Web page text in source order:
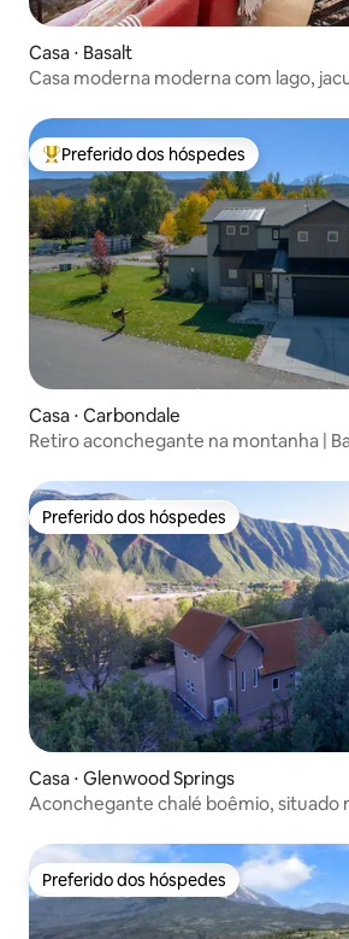
Casa ⋅ Basalt
Casa moderna moderna com lago,
Entre os melhores preferidos dos
Preferido dos hóspedes
Casa ⋅ Carbondale
Retiro aconchegante na montanha |
Preferido dos hóspedes
Preferido dos hóspedes
Casa ⋅ Glenwood Springs
Aconchegante chalé boêmio, situado
Preferido dos hóspedes
Preferido dos hóspedes